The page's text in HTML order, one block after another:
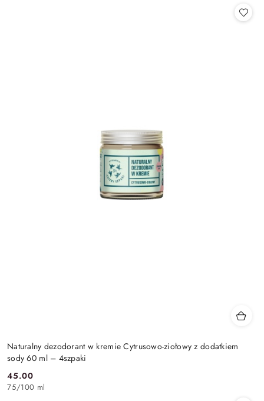
Naturalny dezodorant w kremie Cytrusowo-ziołowy z dodatkiem
sody 60 ml – 4szpaki
Cena:
45.00
75/100 ml